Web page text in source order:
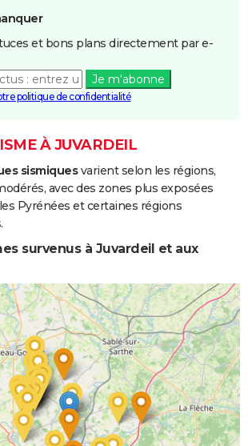
et bons plans directement par e-
Je m'abonne
politique de confidentialité
À JUVARDEIL
sismiquesvarient selon les régions,
avec des zones plus exposées
Pyrénées et certaines régions
survenus à Juvardeil et aux